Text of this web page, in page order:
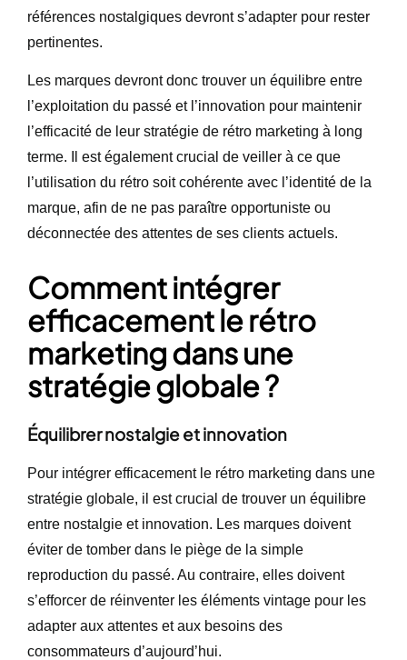
références nostalgiques devront s’adapter pour rester
pertinentes.
Les marques devront donc trouver un équilibre entre
l’exploitation du passé et l’innovation pour maintenir
l’efficacité de leur stratégie de rétro marketing à long
terme. Il est également crucial de veiller à ce que
l’utilisation du rétro soit cohérente avec l’identité de la
marque, afin de ne pas paraître opportuniste ou
déconnectée des attentes de ses clients actuels.
Comment intégrer
efficacement le rétro
marketing dans une
stratégie globale ?
Équilibrer nostalgie et innovation
Pour intégrer efficacement le rétro marketing dans une
stratégie globale, il est crucial de trouver un équilibre
entre nostalgie et innovation. Les marques doivent
éviter de tomber dans le piège de la simple
reproduction du passé. Au contraire, elles doivent
s’efforcer de réinventer les éléments vintage pour les
adapter aux attentes et aux besoins des
consommateurs d’aujourd’hui.